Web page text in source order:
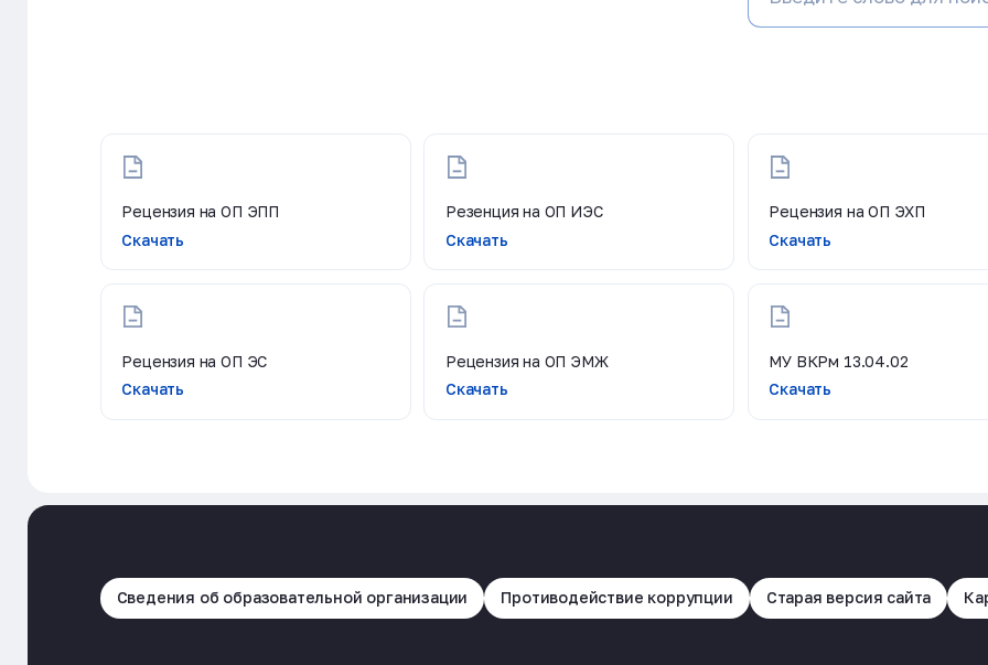
Рецензия на ОП ЭПП
Скачать
Резенция на ОП ИЭС
Скачать
Рецензия на ОП ЭХП
Скачать
Рецензия на ОП ЭС
Скачать
Рецензия на ОП ЭМЖ
Скачать
МУ ВКРм 13.04.02
Скачать
Сведения об образовательной организации Противодействие коррупции Старая версия сайта